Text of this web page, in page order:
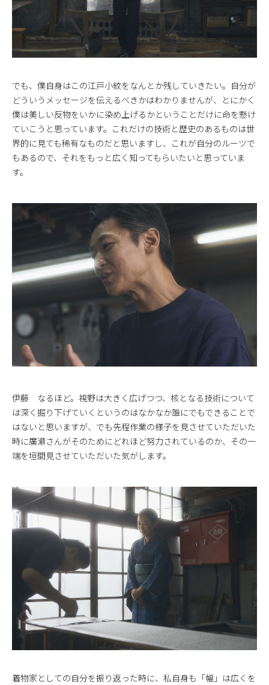
でも、僕自身はこの江戸小紋をなんとか残していきたい。自分が
どういうメッセージを伝えるべきかはわかりませんが、とにかく
僕は美しい反物をいかに染め上げるかということだけに命を懸け
ていこうと思っています。これだけの技術と歴史のあるものは世
界的に見ても稀有なものだと思いますし、これが自分のルーツで
もあるので、それをもっと広く知ってもらいたいと思っていま
す。
伊藤 なるほど。視野は大きく広げつつ、核となる技術について
は深く掘り下げていくというのはなかなか誰にでもできることで
はないと思いますが、でも先程作業の様子を見させていただいた
時に廣瀬さんがそのためにどれほど努力されているのか、その一
端を垣間見させていただいた気がします。
着物家としての自分を振り返った時に、私自身も「幅」は広くを